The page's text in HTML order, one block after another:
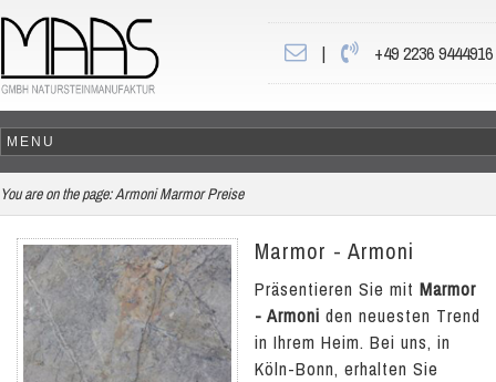
| +49 2236 9444916
You are on the page:Armoni Marmor Preise
Marmor - Armoni
Präsentieren Sie mit Marmor
- Armoni den neuesten Trend
in Ihrem Heim. Bei uns, in
Köln-Bonn, erhalten Sie